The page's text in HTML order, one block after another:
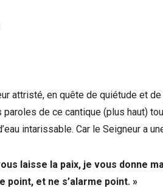
attristé, en quête de quiétude et
de ce cantique (plus haut)
intarissable. Car le Seigneur a
laisse la paix, je vous donne
et ne s’alarme point. »